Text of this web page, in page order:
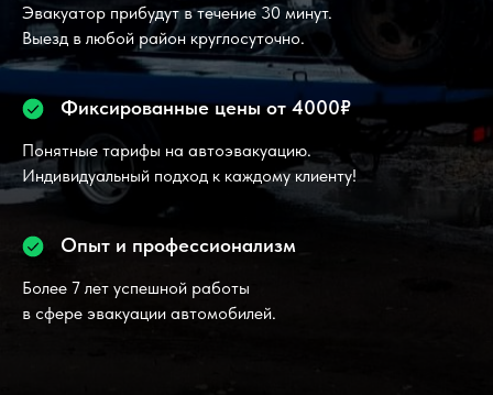
Эвакуатор прибудут в течение 30 минут.
Выезд в любой район круглосуточно.
Фиксированные цены от 4000₽
Понятные тарифы на автоэвакуацию.
Индивидуальный подход к каждому клиенту!
Опыт и профессионализм
Более 7 лет успешной работы
в сфере эвакуации автомобилей.